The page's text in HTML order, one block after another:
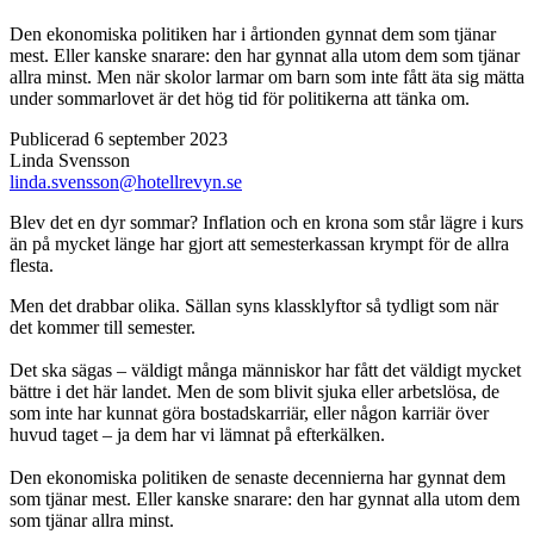
Den ekonomiska politiken har i årtionden gynnat dem som tjänar
mest. Eller kanske snarare: den har gynnat alla utom dem som tjänar
allra minst. Men när skolor larmar om barn som inte fått äta sig mätta
under sommarlovet är det hög tid för politikerna att tänka om.
Publicerad 6 september 2023
Linda Svensson
linda.svensson@hotellrevyn.se
Blev det en dyr sommar? Inflation och en krona som står lägre i kurs
än på mycket länge har gjort att semesterkassan krympt för de allra
flesta.
Men det drabbar olika. Sällan syns klassklyftor så tydligt som när
det kommer till semester.
Det ska sägas – väldigt många människor har fått det väldigt mycket
bättre i det här landet. Men de som blivit sjuka eller arbetslösa, de
som inte har kunnat göra bostadskarriär, eller någon karriär över
huvud taget – ja dem har vi lämnat på efterkälken.
Den ekonomiska politiken de senaste decennierna har gynnat dem
som tjänar mest. Eller kanske snarare: den har gynnat alla utom dem
som tjänar allra minst.